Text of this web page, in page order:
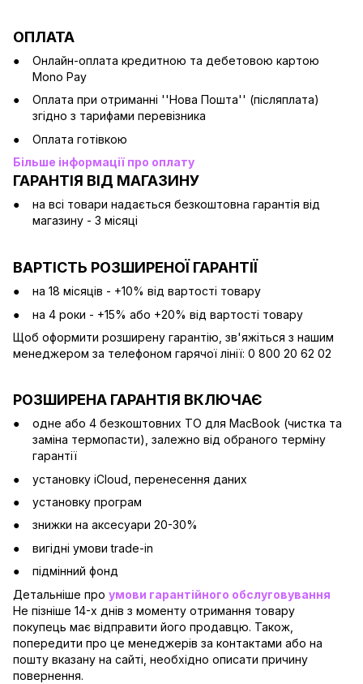
ОПЛАТА
Онлайн-оплата кредитною та дебетовою картою
Mono Pay
Оплата при отриманні ''Нова Пошта'' (післяплата)
згідно з тарифами перевізника
Оплата готівкою
Більше інформації про оплату
ГАРАНТІЯ ВІД МАГАЗИНУ
на всі товари надається безкоштовна гарантія від
магазину - 3 місяці
ВАРТІСТЬ РОЗШИРЕНОЇ ГАРАНТІЇ
на 18 місяців - +10% від вартості товару
на 4 роки - +15% або +20% від вартості товару
Щоб оформити розширену гарантію, зв'яжіться з нашим
менеджером за телефоном гарячої лінії: 0 800 20 62 02
РОЗШИРЕНА ГАРАНТІЯ ВКЛЮЧАЄ
одне або 4 безкоштовних ТО для MacBook (чистка та
заміна термопасти), залежно від обраного терміну
гарантії
установку iCloud, перенесення даних
установку програм
знижки на аксесуари 20-30%
вигідні умови trade-in
підмінний фонд
Детальніше про умови гарантійного обслуговування
Не пізніше 14-х днів з моменту отримання товару
покупець має відправити його продавцю. Також,
попередити про це менеджерів за контактами або на
пошту вказану на сайті, необхідно описати причину
повернення.